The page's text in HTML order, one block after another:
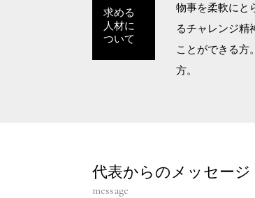
求める
人材に
ついて
物事を柔軟にと
るチャレンジ精
ことができる方
方。
代表からのメッセージ
message